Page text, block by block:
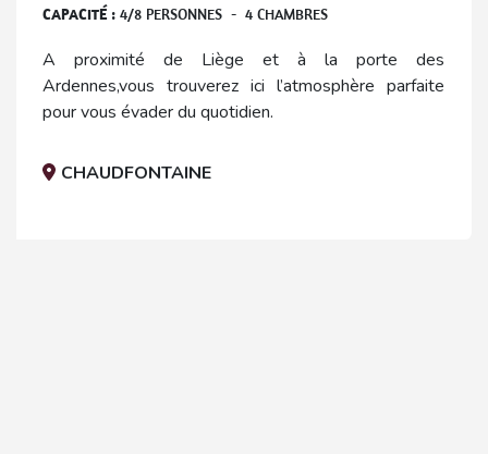
CAPACITÉ : 4/8 PERSONNES - 4 CHAMBRES
A proximité de Liège et à la porte des
Ardennes,vous trouverez ici l’atmosphère parfaite
pour vous évader du quotidien.
CHAUDFONTAINE